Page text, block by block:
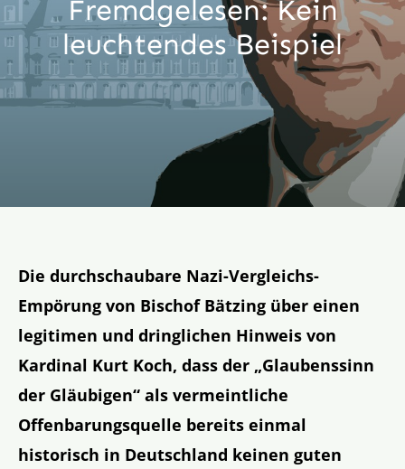
Aktion
Veröffentlichungen
Fremdgelesen: Kein
leuchtendes Beispiel
Die durchschaubare Nazi-Vergleichs-
Empörung von Bischof Bätzing über einen
legitimen und dringlichen Hinweis von
Kardinal Kurt Koch, dass der „Glaubenssinn
der Gläubigen“ als vermeintliche
Offenbarungsquelle bereits einmal
historisch in Deutschland keinen guten